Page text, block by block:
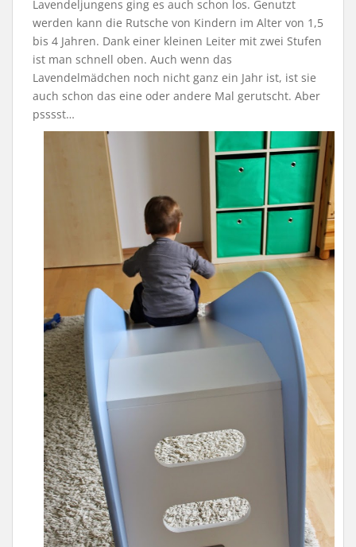
Lavendeljungens ging es auch schon los. Genutzt
werden kann die Rutsche von Kindern im Alter von 1,5
bis 4 Jahren. Dank einer kleinen Leiter mit zwei Stufen
ist man schnell oben. Auch wenn das
Lavendelmädchen noch nicht ganz ein Jahr ist, ist sie
auch schon das eine oder andere Mal gerutscht. Aber
psssst…